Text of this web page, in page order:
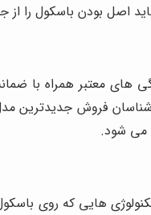
اصل بودن باسکول را از
های معتبر همراه با
فروش جدیدترین
می شود.
هایی که روی